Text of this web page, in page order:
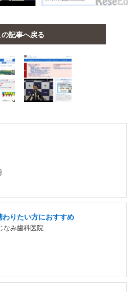
の記事へ戻る
りたい方におすすめ
なみ歯科医院